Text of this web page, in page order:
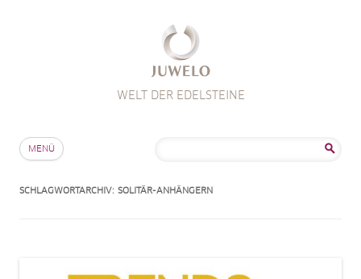
WELT DER EDELSTEINE
MENÜ
SCHLAGWORTARCHIV: SOLITÄR-ANHÄNGERN